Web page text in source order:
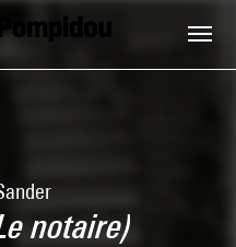
notaire)